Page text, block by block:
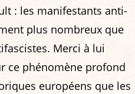
: les manifestants anti-
plus nombreux que
Merci à lui
ce phénomène profond
européens que les